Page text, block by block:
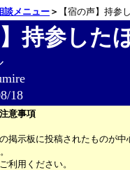
談メニュー ＞ 【宿の声】持参
】持参した
18
意事項
掲示板に投稿されたものが中
利用ください。